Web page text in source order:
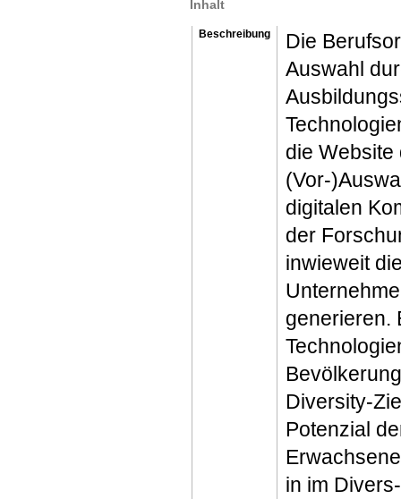
Inhalt
Beschreibung
Die
Auswahl
die Website
(Vor-
digitalen
der
inwieweit
generieren.
Diversity-
Potenzial
in im